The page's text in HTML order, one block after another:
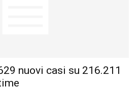
nuovi casi su 216.211